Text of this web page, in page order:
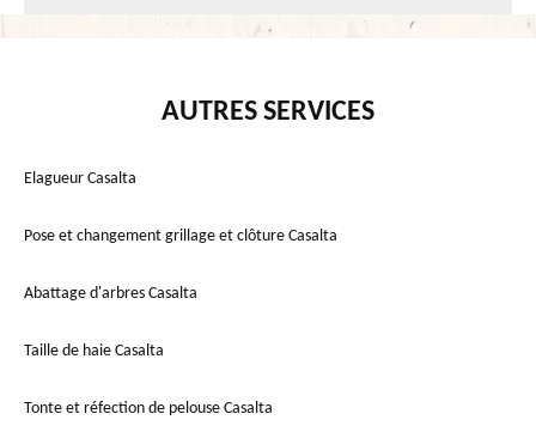
AUTRES SERVICES
Elagueur Casalta
Pose et changement grillage et clôture Casalta
Abattage d'arbres Casalta
Taille de haie Casalta
Tonte et réfection de pelouse Casalta